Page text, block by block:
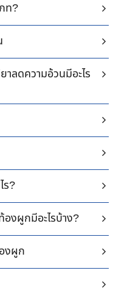
ท?
าลดความอ้วนมีอะไร
ร?
งผูกมีอะไรบ้าง?
งผูก